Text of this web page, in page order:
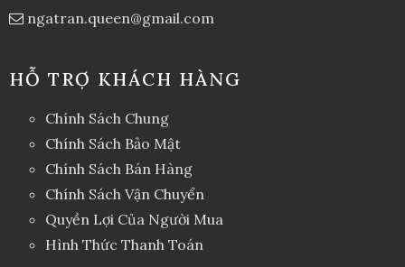
ngatran.queen@gmail.com
HỖ TRỢ KHÁCH HÀNG
Chính Sách Chung
Chính Sách Bảo Mật
Chính Sách Bán Hàng
Chính Sách Vận Chuyển
Quyền Lợi Của Người Mua
Hình Thức Thanh Toán